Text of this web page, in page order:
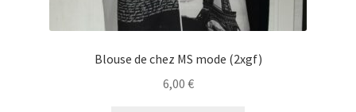
Blouse de chez MS mode (2xgf)
6,00 €